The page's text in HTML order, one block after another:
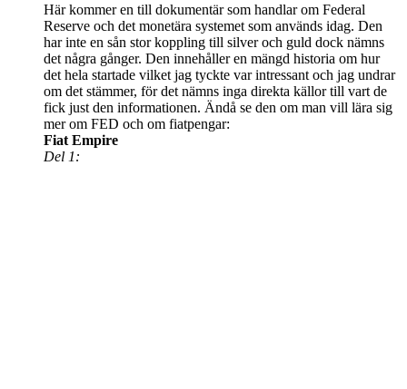
Här kommer en till dokumentär som handlar om Federal
Reserve och det monetära systemet som används idag. Den
har inte en sån stor koppling till silver och guld dock nämns
det några gånger. Den innehåller en mängd historia om hur
det hela startade vilket jag tyckte var intressant och jag undrar
om det stämmer, för det nämns inga direkta källor till vart de
fick just den informationen. Ändå se den om man vill lära sig
mer om FED och om fiatpengar:
Fiat Empire
Del 1: